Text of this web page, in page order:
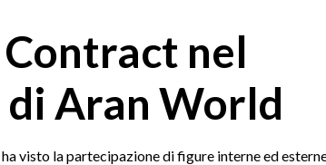
nel
Aran World
visto la partecipazione di figure interne ed